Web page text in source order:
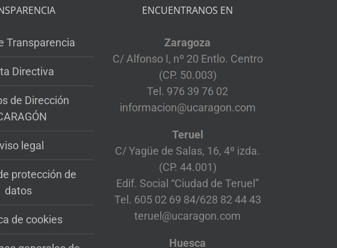
Transparencia
Directiva
de Dirección
legal
protección de
datos
de cookies
ENCUENTRANOS EN
Zaragoza
C/ Alfonso I, nº 20 Entlo. Centro
(CP. 50.003)
Tel. 976 39 76 02
informacion@ucaragon.com
Teruel
C/ Yagüe de Salas, 16, 4º izda.
(CP. 44.001)
Edif. Social “Ciudad de Teruel”
Tel. 605 02 69 84/628 82 44 43
teruel@ucaragon.com
Huesca